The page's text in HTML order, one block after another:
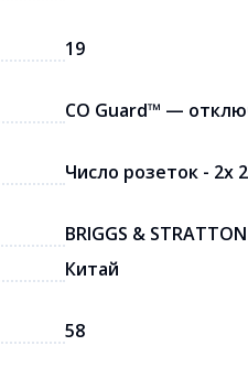
19
CO Guard™ —
Число розеток - 2x
BRIGGS &
Китай
58